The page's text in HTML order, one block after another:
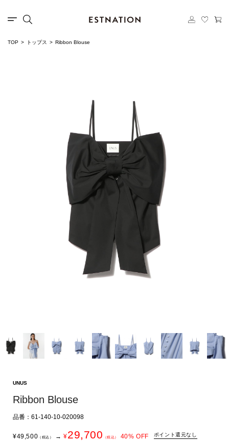
TOP トップス Ribbon Blouse
UNUS
Ribbon Blouse
品番：61-140-10-020098
¥49,500 （税込） → ¥29,700 （税込） 40% OFF ポイント還元なし